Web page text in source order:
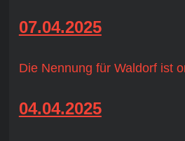
07.04.2025
Die Nennung für Waldorf ist
04.04.2025